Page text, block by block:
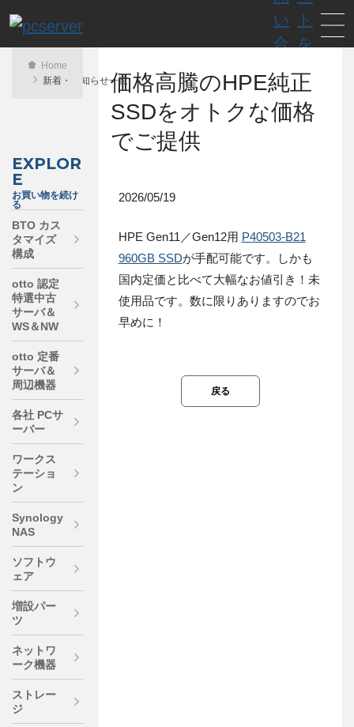
価格高騰のHPE純正
SSDをオトクな価格
でご提供
2026/05/19
HPE Gen11／Gen12用 P40503-B21
960GB SSDが手配可能です。しかも
国内定価と比べて大幅なお値引き！未
使用品です。数に限りありますのでお
早めに！
戻る
Home
新着・お知らせ一覧
EXPLOR
E
お買い物を続け
る
BTO カス
タマイズ
構成
otto 認定
特選中古
サーバ＆
WS＆NW
otto 定番
サーバ＆
周辺機器
各社 PCサ
ーバー
ワークス
テーショ
ン
Synology
NAS
ソフトウ
ェア
増設パー
ツ
ネットワ
ーク機器
ストレー
ジ